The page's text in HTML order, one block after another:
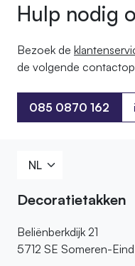
Hulp nodig
Bezoek de
de volgende
085 0870 162
085 0870 162
Decoratietakken
Beliënberkdijk 21
5712 SE Someren-Eind